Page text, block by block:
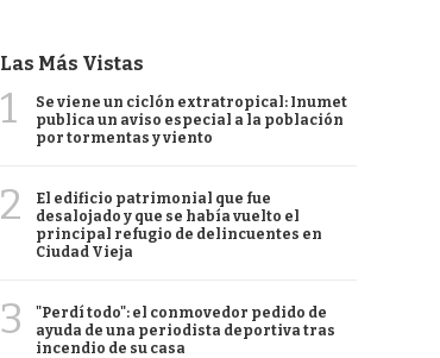
Las Más Vistas
1
Se viene un ciclón extratropical: Inumet
publica un aviso especial a la población
por tormentas y viento
2
El edificio patrimonial que fue
desalojado y que se había vuelto el
principal refugio de delincuentes en
Ciudad Vieja
3
"Perdí todo": el conmovedor pedido de
ayuda de una periodista deportiva tras
incendio de su casa